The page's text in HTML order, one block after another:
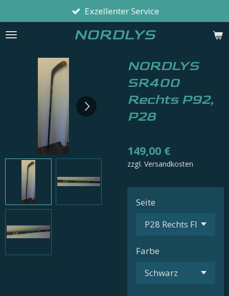
Hauptinhalt
springen
NORDLYS
Exzellenter Service
NORDLYS
SR400
Rechts P92,
P28
149,00 €
zzgl. Versandkosten
Seite
Farbe